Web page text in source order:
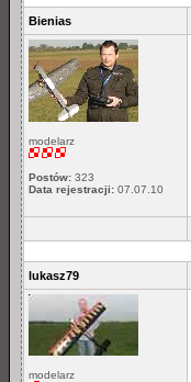
Bienias
modelarz
Postów: 323
Data rejestracji: 07.07.10
lukasz79
modelarz